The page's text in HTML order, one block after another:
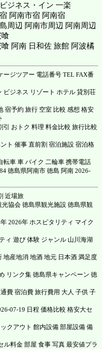
ジネス・イン 一楽
阿南市宿 阿南宿
周辺 阿南市周辺 阿南周辺
阿南 日和佐 旅館 阿波橘
ジツアー 電話番号 TEL FAX番
ビジネス リゾート ホテル 貸別荘
宿予約 旅行 空室 比較 感想 格安
おトク 料理 料金比較 旅行比較
ト 催事 直前割 宿泊施設 宿泊格
転車 車 バイク 二輪車 携帯電話
徳島県阿南市 徳島 阿南 2026-
近場旅
協会 徳島県観光施設 徳島県観
2026年 ホスピタリティ マイク
ィ 遊び 体験 ジャンル 山川海湖
地産地消 地酒 地元 日本酒 満足度
リンク集 徳島県キャンペーン 徳
費 宿泊費 旅行費用 大人 子供 子
07-19 日程 価格比較 格安大セ
クアウト 館内設備 部屋設備 備
料金 部屋 食事 写真 最安値プラ